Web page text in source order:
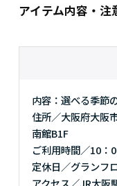
アイテム内容・注
内容：選べる季節
住所／大阪府大阪
南館B1F
ご利用時間／10：
定休日／グランフ
アクセス／JR大阪